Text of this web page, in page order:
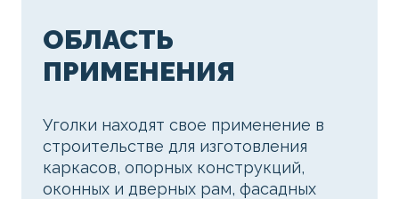
ОБЛАСТЬ
ПРИМЕНЕНИЯ
Уголки находят свое применение в
строительстве для изготовления
каркасов, опорных конструкций,
оконных и дверных рам, фасадных